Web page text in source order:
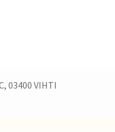
03400 VIHTI